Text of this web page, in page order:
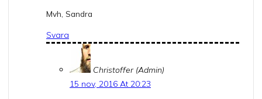
Mvh, Sandra
Svara
Christoffer (Admin)
15 nov, 2016 At 20:23